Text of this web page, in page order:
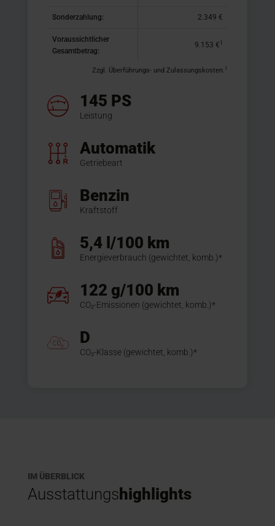
Sonderzahlung: 2.349 €
Voraussichtlicher
Gesamtbetrag:
9.153 € 1
Zzgl. Überführungs- und Zulassungskosten. 1
145 PS
Leistung
Automatik
Getriebeart
Benzin
Kraftstoff
5,4 l/100 km
Energieverbrauch (gewichtet, komb.)*
122 g/100 km
CO₂-Emissionen (gewichtet, komb.)*
D
CO₂-Klasse (gewichtet, komb.)*
IM ÜBERBLICK
Ausstattungs highlights